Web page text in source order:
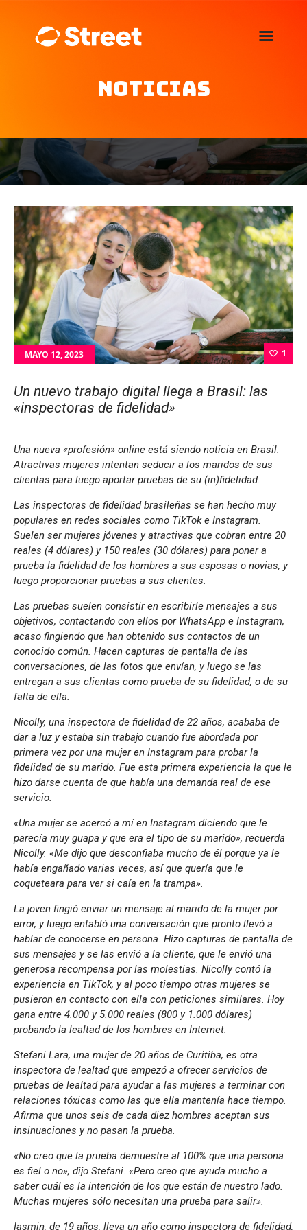
Noticias
La Street FM 101.5
Noticias
Agenda
Publicitá
Familia de auspiciantes
MAYO 12, 2023 1
Un nuevo trabajo digital llega a Brasil: las
«inspectoras de fidelidad»
Una nueva «profesión» online está siendo noticia en Brasil.
Atractivas mujeres intentan seducir a los maridos de sus
clientas para luego aportar pruebas de su (in)fidelidad.
Las inspectoras de fidelidad brasileñas se han hecho muy
populares en redes sociales como TikTok e Instagram.
Suelen ser mujeres jóvenes y atractivas que cobran entre 20
reales (4 dólares) y 150 reales (30 dólares) para poner a
prueba la fidelidad de los hombres a sus esposas o novias, y
luego proporcionar pruebas a sus clientes.
Las pruebas suelen consistir en escribirle mensajes a sus
objetivos, contactando con ellos por WhatsApp e Instagram,
acaso fingiendo que han obtenido sus contactos de un
conocido común. Hacen capturas de pantalla de las
conversaciones, de las fotos que envían, y luego se las
entregan a sus clientas como prueba de su fidelidad, o de su
falta de ella.
Nicolly, una inspectora de fidelidad de 22 años, acababa de
dar a luz y estaba sin trabajo cuando fue abordada por
primera vez por una mujer en Instagram para probar la
fidelidad de su marido. Fue esta primera experiencia la que le
hizo darse cuenta de que había una demanda real de ese
servicio.
«Una mujer se acercó a mí en Instagram diciendo que le
parecía muy guapa y que era el tipo de su marido», recuerda
Nicolly. «Me dijo que desconfiaba mucho de él porque ya le
había engañado varias veces, así que quería que le
coqueteara para ver si caía en la trampa».
La joven fingió enviar un mensaje al marido de la mujer por
error, y luego entabló una conversación que pronto llevó a
hablar de conocerse en persona. Hizo capturas de pantalla de
sus mensajes y se las envió a la cliente, que le envió una
generosa recompensa por las molestias. Nicolly contó la
experiencia en TikTok, y al poco tiempo otras mujeres se
pusieron en contacto con ella con peticiones similares. Hoy
gana entre 4.000 y 5.000 reales (800 y 1.000 dólares)
probando la lealtad de los hombres en Internet.
Stefani Lara, una mujer de 20 años de Curitiba, es otra
inspectora de lealtad que empezó a ofrecer servicios de
pruebas de lealtad para ayudar a las mujeres a terminar con
relaciones tóxicas como las que ella mantenía hace tiempo.
Afirma que unos seis de cada diez hombres aceptan sus
insinuaciones y no pasan la prueba.
«No creo que la prueba demuestre al 100% que una persona
es fiel o no», dijo Stefani. «Pero creo que ayuda mucho a
saber cuál es la intención de los que están de nuestro lado.
Muchas mujeres sólo necesitan una prueba para salir».
Iasmin, de 19 años, lleva un año como inspectora de fidelidad,